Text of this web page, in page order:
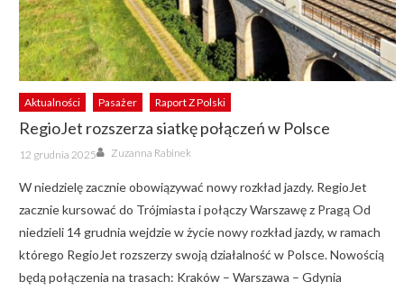
Aktualności Pasażer Raport Z Polski
RegioJet rozszerza siatkę połączeń w Polsce
Posted
on
12 grudnia 2025 Author
Zuzanna Rabinek
W niedzielę zacznie obowiązywać nowy rozkład jazdy. RegioJet
zacznie kursować do Trójmiasta i połączy Warszawę z Pragą Od
niedzieli 14 grudnia wejdzie w życie nowy rozkład jazdy, w ramach
którego RegioJet rozszerzy swoją działalność w Polsce. Nowością
będą połączenia na trasach: Kraków – Warszawa – Gdynia